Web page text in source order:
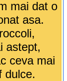
mai dat o
asa.
astept,
ceva mai
dulce.